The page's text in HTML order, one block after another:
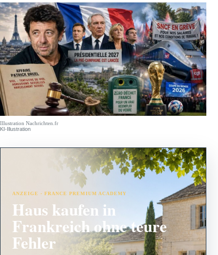
Illustration Nachrichten.fr
KI-Illustration
ANZEIGE · FRANCE PREMIUM ACADEMY
Haus kaufen in
Frankreich ohne teure
Fehler